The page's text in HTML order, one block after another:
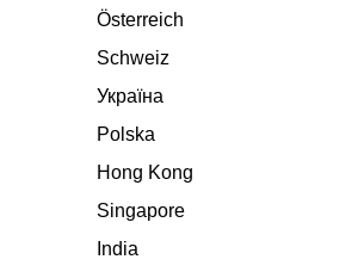
Österreich
Schweiz
Україна
Polska
Hong Kong
Singapore
India